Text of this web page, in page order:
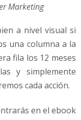
Marketing
a nivel visual si
una columna a la
fila los 12 meses
y simplemente
cada acción.
en el ebook